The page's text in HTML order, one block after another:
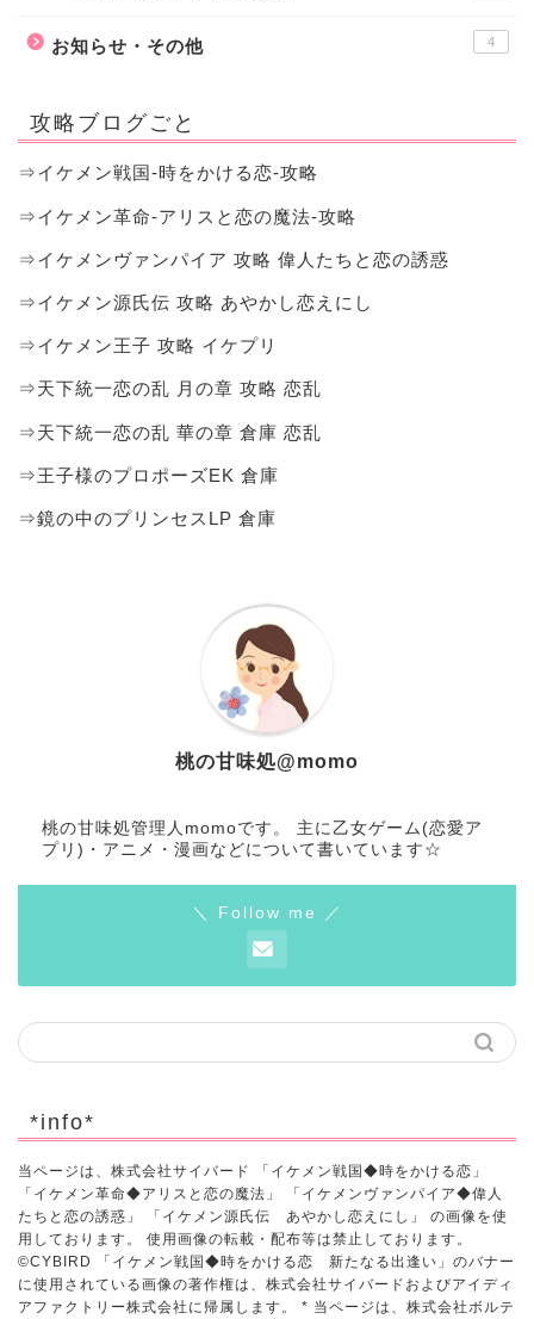
お知らせ・その他 4
攻略ブログごと
⇒イケメン戦国-時をかける恋-攻略
⇒イケメン革命-アリスと恋の魔法-攻略
⇒イケメンヴァンパイア 攻略 偉人たちと恋の誘惑
⇒イケメン源氏伝 攻略 あやかし恋えにし
⇒イケメン王子 攻略 イケプリ
⇒天下統一恋の乱 月の章 攻略 恋乱
⇒天下統一恋の乱 華の章 倉庫 恋乱
⇒王子様のプロポーズEK 倉庫
⇒鏡の中のプリンセスLP 倉庫
桃の甘味処@momo
桃の甘味処管理人momoです。 主に乙女ゲーム(恋愛ア
プリ)・アニメ・漫画などについて書いています☆
＼ Follow me ／
*info*
当ページは、株式会社サイバード 「イケメン戦国◆時をかける恋」
「イケメン革命◆アリスと恋の魔法」 「イケメンヴァンパイア◆偉人
たちと恋の誘惑」 「イケメン源氏伝 あやかし恋えにし」 の画像を使
用しております。 使用画像の転載・配布等は禁止しております。
©CYBIRD 「イケメン戦国◆時をかける恋 新たなる出逢い」のバナー
に使用されている画像の著作権は、株式会社サイバードおよびアイディ
アファクトリー株式会社に帰属します。 * 当ページは、株式会社ボルテ